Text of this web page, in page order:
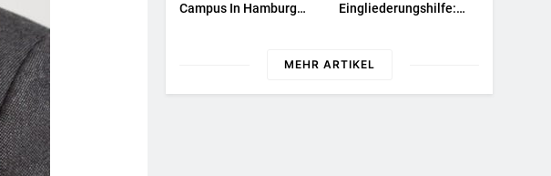
Campus In Hamburg
Zukunftsorientierte
Eingliederungshilfe:
Geraten
MEHR ARTIKEL